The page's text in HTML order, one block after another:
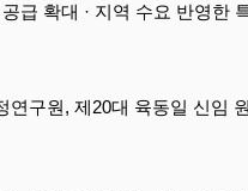
급 확대 · 지역 수요 반영한
연구원, 제20대 육동일 신임